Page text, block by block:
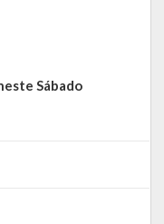
Sábado